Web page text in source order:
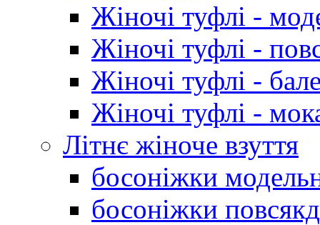
Жіночі туфлі -
Жіночі туфлі -
Жіночі туфлі -
Жіночі туфлі -
Літнє жіноче взуття
босоніжки
босоніжки